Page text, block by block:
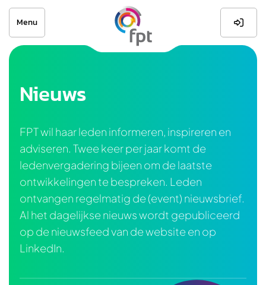
Menu 
Nieuws
FPT wil haar leden informeren, inspireren en
adviseren. Twee keer per jaar komt de
ledenvergadering bijeen om de laatste
ontwikkelingen te bespreken. Leden
ontvangen regelmatig de (event) nieuwsbrief.
Al het dagelijkse nieuws wordt gepubliceerd
op de nieuwsfeed van de website en op
LinkedIn.